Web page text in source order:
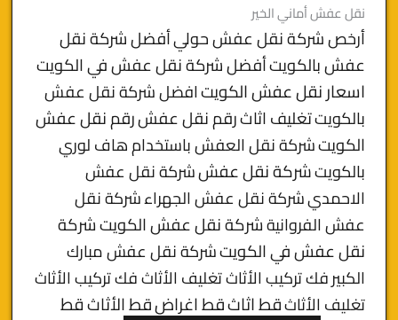
نقل عفش أماني الخير
أرخص شركة نقل عفش حوليأفضل شركة نقل
عفش بالكويتأفضل شركة نقل عفش في الكويت
اسعار نقل عفش الكويتافضل شركة نقل عفش
بالكويتتغليف اثاثرقم نقل عفشرقم نقل عفش
الكويتشركة نقل العفش باستخدام هاف لوري
بالكويتشركة نقل عفششركة نقل عفش
الاحمديشركة نقل عفش الجهراءشركة نقل
عفش الفروانيةشركة نقل عفش الكويتشركة
نقل عفش في الكويتشركة نقل عفش مبارك
الكبيرفك تركيب الأثاث تغليف الأثاث فك تركيب الأثاث
تغليف الأثاثقط اثاثقط اغراضقط الأثاثقط